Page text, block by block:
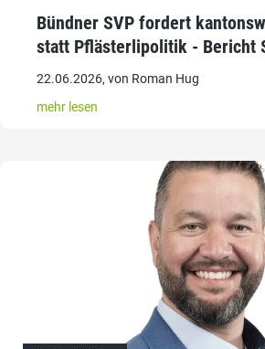
Bündner SVP fordert
statt Pflästerlipolitik - Bericht
22.06.2026, von Roman Hug
mehr lesen